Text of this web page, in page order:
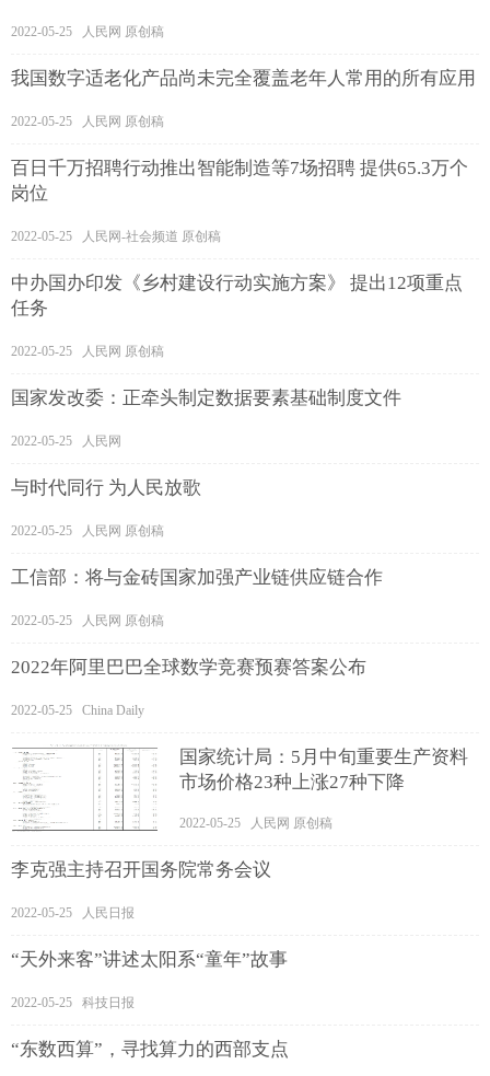
2022-05-25 人民网 原创稿
我国数字适老化产品尚未完全覆盖老年人常用的所有应用
2022-05-25 人民网 原创稿
百日千万招聘行动推出智能制造等7场招聘 提供65.3万个
岗位
2022-05-25 人民网-社会频道 原创稿
中办国办印发《乡村建设行动实施方案》 提出12项重点
任务
2022-05-25 人民网 原创稿
国家发改委：正牵头制定数据要素基础制度文件
2022-05-25 人民网
与时代同行 为人民放歌
2022-05-25 人民网 原创稿
工信部：将与金砖国家加强产业链供应链合作
2022-05-25 人民网 原创稿
2022年阿里巴巴全球数学竞赛预赛答案公布
2022-05-25 China Daily
国家统计局：5月中旬重要生产资料
市场价格23种上涨27种下降
2022-05-25 人民网 原创稿
李克强主持召开国务院常务会议
2022-05-25 人民日报
“天外来客”讲述太阳系“童年”故事
2022-05-25 科技日报
“东数西算”，寻找算力的西部支点